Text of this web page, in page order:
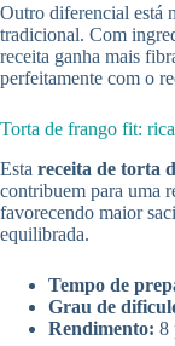
Outro diferencial está
tradicional. Com
receita ganha mais
perfeitamente com o
Torta de frango fit:
Esta receita de torta
contribuem para uma
favorecendo maior
equilibrada.
Tempo de
Grau de
Rendimento: 8